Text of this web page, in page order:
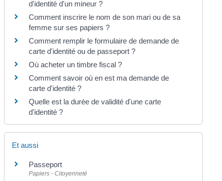
d'identité d'un mineur ?
Comment inscrire le nom de son mari ou de sa
femme sur ses papiers ?
Comment remplir le formulaire de demande de
carte d'identité ou de passeport ?
Où acheter un timbre fiscal ?
Comment savoir où en est ma demande de
carte d'identité ?
Quelle est la durée de validité d'une carte
d'identité ?
Et aussi
Passeport
Papiers - Citoyenneté